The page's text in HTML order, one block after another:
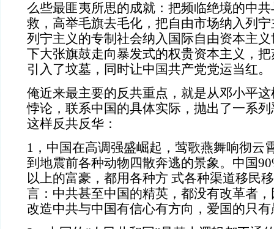
么些最匪夷所思的成就：把频临绝境的中
救，高举毛旗去毛化，把自由市场纳入列
列宁主义的专制社会纳入国际自由资本主
下大张旗鼓走向暴发式的权贵资本主义，
引入了坟墓，同时让中国共产党党运当红。
俺近来最主要的反共重点，就是从邓小平
悖论，联系中国的具体实际，抛出了一系
这样反共反华：
1，中国在高调强盛崛起，莺歌燕舞响彻云
到地震前各种动物四散奔逃的景象。中国
以上的富豪，都用各种方 式各种渠道移民
言：中共甚至中国的精英，都没有改革者
改造中共与中国有信心有方向，爱国的只